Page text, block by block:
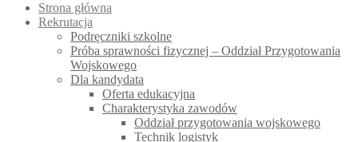
Strona główna
Rekrutacja
Podręczniki szkolne
Próba sprawności fizycznej – Oddział Przygotowania
Wojskowego
Dla kandydata
Oferta edukacyjna
Charakterystyka zawodów
Oddział przygotowania wojskowego
Technik logistyk